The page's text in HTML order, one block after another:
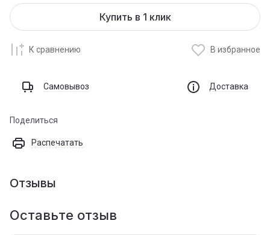
Купить в 1 клик
К сравнению В избранное
Самовывоз Доставка
Поделиться
Распечатать
Отзывы
Оставьте отзыв